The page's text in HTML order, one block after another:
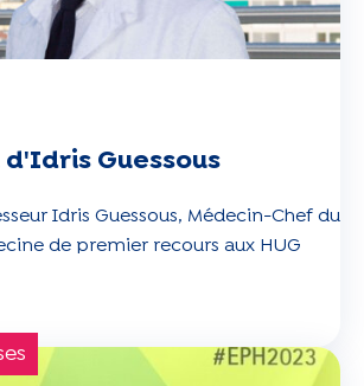
Guessous
Idris Guessous, Médecin-Chef du
de premier recours aux HUG